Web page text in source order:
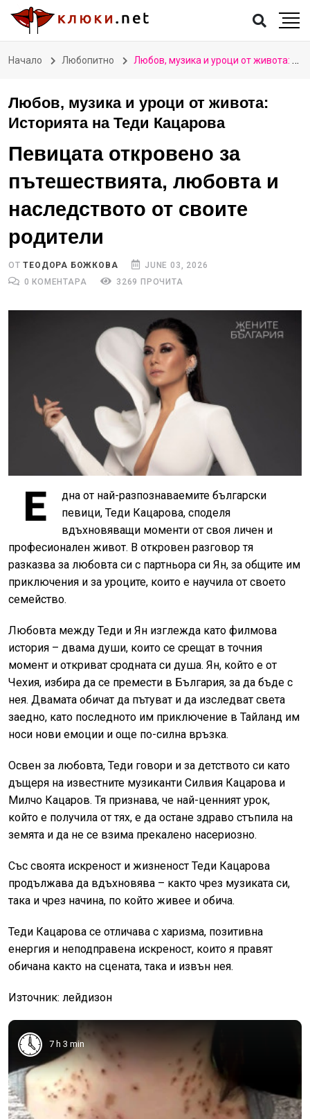
Начало Любопитно Любов, музика и уроци от живота: Историята на Теди Кацарова
Любов, музика и уроци от живота:
Историята на Теди Кацарова
Певицата откровено за
пътешествията, любовта и
наследството от своите
родители
ОТTЕОДОРА БОЖКОВА
JUNE 03, 2026
0 КОМЕНТАРА
3269 ПРОЧИТА
Е
дна от най-разпознаваемите български
певици, Теди Кацарова, споделя
вдъхновяващи моменти от своя личен и
професионален живот. В откровен разговор тя
разказва за любовта си с партньора си Ян, за общите им
приключения и за уроците, които е научила от своето
семейство.
Любовта между Теди и Ян изглежда като филмова
история – двама души, които се срещат в точния
момент и откриват сродната си душа. Ян, който е от
Чехия, избира да се премести в България, за да бъде с
нея. Двамата обичат да пътуват и да изследват света
заедно, като последното им приключение в Тайланд им
носи нови емоции и още по-силна връзка.
Освен за любовта, Теди говори и за детството си като
дъщеря на известните музиканти Силвия Кацарова и
Милчо Кацаров. Тя признава, че най-ценният урок,
който е получила от тях, е да остане здраво стъпила на
земята и да не се взима прекалено насериозно.
Със своята искреност и жизненост Теди Кацарова
продължава да вдъхновява – както чрез музиката си,
така и чрез начина, по който живее и обича.
Теди Кацарова се отличава с харизма, позитивна
енергия и неподправена искреност, които я правят
обичана както на сцената, така и извън нея.
Източник: лейдизон
7 h 3 min